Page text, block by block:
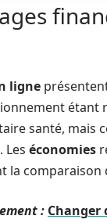
ligne
étant
santé, mais
Les économies
la comparaison
: Changer